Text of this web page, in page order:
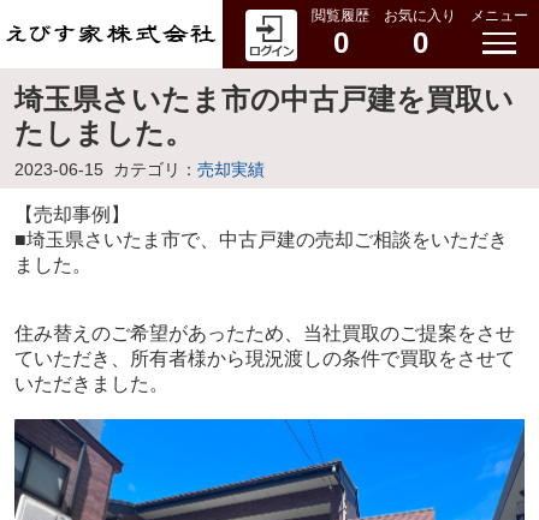
閲覧履歴
0
お気に入り
0
メニュー
埼玉県さいたま市の中古戸建を買取い
たしました。
2023-06-15 カテゴリ： 売却実績
【売却事例】
■埼玉県さいたま市で、中古戸建の売却ご相談をいただき
ました。
住み替えのご希望があったため、 当社買取のご提案をさせ
ていただき、所有者様から現況渡しの条件で買取をさせて
いただきました。